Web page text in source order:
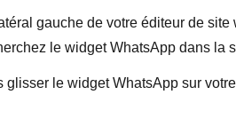
gauche de votre éditeur de
le widget WhatsApp dans la
glisser le widget WhatsApp sur